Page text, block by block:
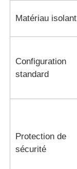
Matériau isolant
Configuration
standard
Protection de
sécurité